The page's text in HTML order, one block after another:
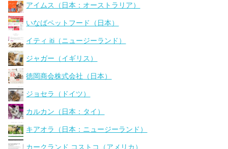
アイムス（日本：オーストラリア）
いなばペットフード（日本）
イティ iti（ニュージーランド）
ジャガー（イギリス）
徳岡商会株式会社（日本）
ジョセラ（ドイツ）
カルカン（日本：タイ）
キアオラ（日本：ニュージーランド）
カークランド コストコ（アメリカ）